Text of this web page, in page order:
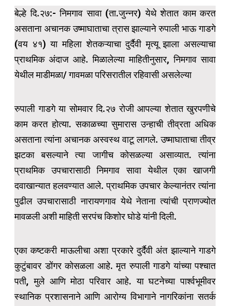
बेल्हे दि.२७:- निमगाव सावा (ता.जुन्नर) येथे शेतात काम करत
असताना अचानक उष्माघाताचा त्रास झाल्याने रुपाली भाऊ गाडगे
(वय ४१) या महिला शेतकऱ्याचा दुर्दैवी मृत्यू झाला असल्याचा
प्राथमिक अंदाज आहे. मिळालेल्या माहितीनुसार, निमगाव सावा
येथील माडीमळा/ गावमळा परिसरातील रहिवासी असलेल्या
रुपाली गाडगे या सोमवार दि.२७ रोजी आपल्या शेतात खुरपणीचे
काम करत होत्या. सकाळच्या सुमारास उन्हाची तीव्रता अधिक
असताना त्यांना अचानक अस्वस्थ वाटू लागले. उष्माघाताचा तीव्र
झटका बसल्याने त्या जागीच कोसळल्या असाव्यात. त्यांना
प्राथमिक उपचारासाठी निमगाव सावा येथील एका खाजगी
दवाखान्यात हलवण्यात आले. प्राथमिक उपचार केल्यानंतर त्यांना
पुढील उपचारासाठी नारायणगाव येथे नेताना त्यांची प्राणज्योत
मावळली अशी माहिती सरपंच किशोर घोडे यांनी दिली.
एका कष्टकरी माऊलीचा अशा प्रकारे दुर्दैवी अंत झाल्याने गाडगे
कुटुंबावर डोंगर कोसळला आहे. मृत रुपाली गाडगे यांच्या पश्चात
पती, मुले आणि मोठा परिवार आहे. या घटनेच्या पार्श्वभूमीवर
स्थानिक प्रशासनाने आणि आरोग्य विभागाने नागरिकांना सतर्क